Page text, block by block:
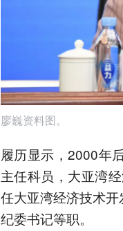
廖巍资料图。
履历显示，2000年
主任科员，大亚湾
任大亚湾经济技术开
纪委书记等职。